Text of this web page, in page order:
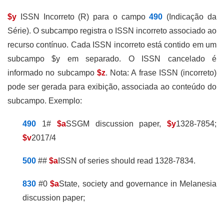
$y ISSN Incorreto (R) para o campo490 (Indicação da
Série). O subcampo registra o ISSN incorreto associado ao
recurso contínuo. Cada ISSN incorreto está contido em um
subcampo $y em separado. O ISSN cancelado é
informado no subcampo $z. Nota: A frase ISSN (incorreto)
pode ser gerada para exibição, associada ao conteúdo do
subcampo. Exemplo:
490 1# $aSSGM discussion paper,$y1328-7854;
$v2017/4
500 ##$a ISSN of series should read 1328-7834.
830 #0$aState, society and governance in Melanesia
discussion paper;